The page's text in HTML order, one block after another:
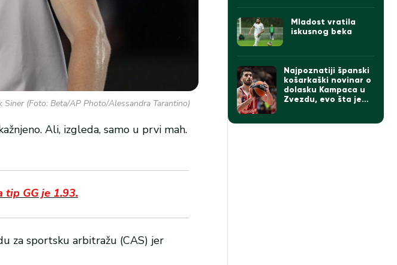
Siner (Foto: Beta/AP Photo/Alessandra Tarantino)
Ali, izgleda, samo u prvi mah.
tip GG je 1.93.
za sportsku arbitražu (CAS) jer
Mladost vratila
iskusnog beka
Najpoznatiji španski
košarkaški novinar o
dolasku Kampaca u
Zvezdu, evo šta je